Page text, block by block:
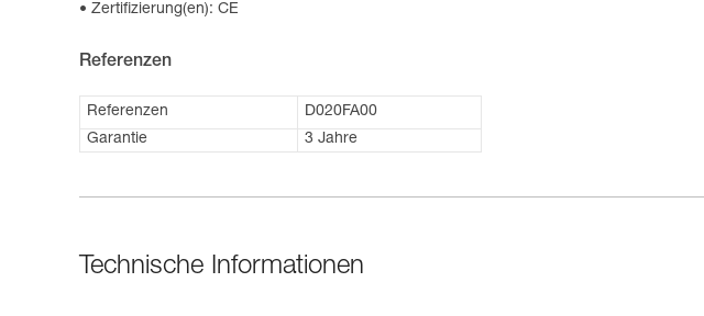
Zertifizierung(en): CE
Referenzen
Referenzen
D020FA00
Garantie
3 Jahre
Technische Informationen